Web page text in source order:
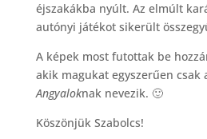
éjszakákba nyúlt. Az elmúlt
autónyi játékot sikerült
A képek most futottak be
akik magukat egyszerűen csak
Angyaloknak nevezik. 🙂
Köszönjük Szabolcs!